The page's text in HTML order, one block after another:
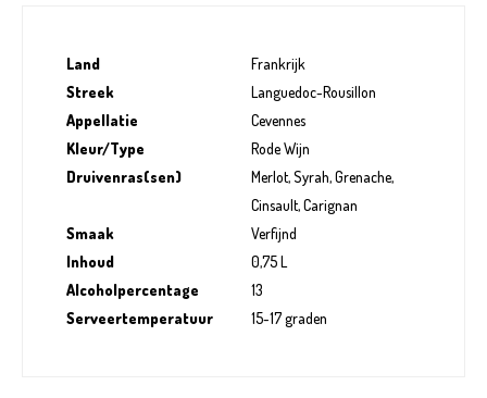
Land
Frankrijk
Streek
Languedoc-Rousillon
Appellatie
Cevennes
Kleur/Type
Rode Wijn
Druivenras(sen)
Merlot, Syrah, Grenache,
Cinsault, Carignan
Smaak
Verfijnd
Inhoud
0,75 L
Alcoholpercentage
13
Serveertemperatuur
15-17 graden